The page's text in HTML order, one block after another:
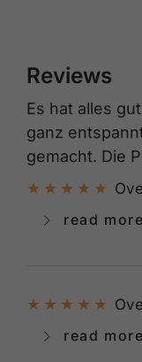
Reviews
Es hat alles
ganz
gemacht. Die
read more
read more